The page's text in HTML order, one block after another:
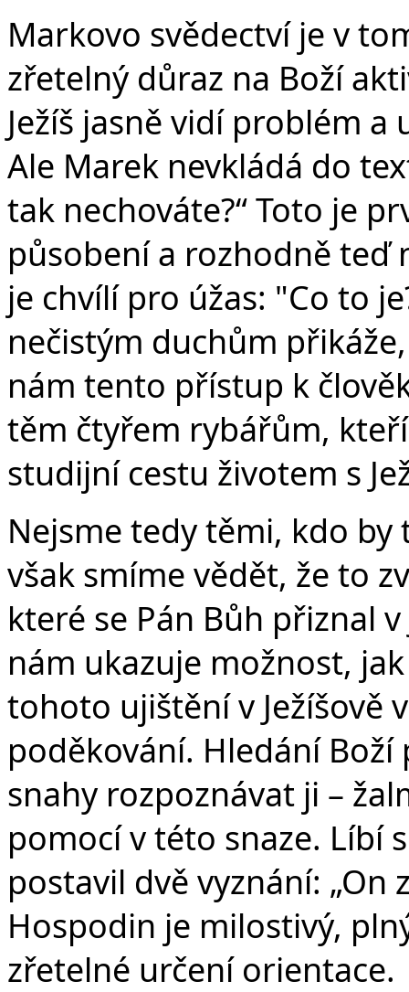
Markovo svědectví je v
zřetelný důraz na Boží
Ježíš jasně vidí problém
Ale Marek nevkládá do
tak nechováte?“ Toto je
působení a rozhodně teď
je chvílí pro úžas: "Co to
nečistým duchům
nám tento přístup k
těm čtyřem rybářům, kteří
studijní cestu životem s
Nejsme tedy těmi, kdo
však smíme vědět, že to
které se Pán Bůh přiznal
nám ukazuje možnost,
tohoto ujištění v Ježíšově
poděkování. Hledání
snahy rozpoznávat ji –
pomocí v této snaze. Líbí
postavil dvě vyznání:
Hospodin je milostivý,
zřetelné určení orientace.